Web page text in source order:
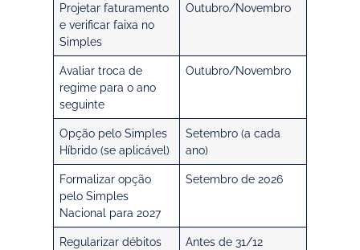
Projetar faturamento
e verificar faixa no
Simples
Outubro/Novembro
Avaliar troca de
regime para o ano
seguinte
Outubro/Novembro
Opção pelo Simples
Híbrido (se aplicável)
Setembro (a cada
ano)
Formalizar opção
pelo Simples
Nacional para 2027
Setembro de 2026
Regularizar débitos
Antes de 31/12